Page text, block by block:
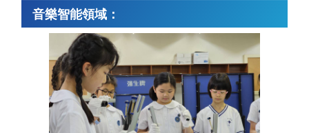
音樂智能領域：